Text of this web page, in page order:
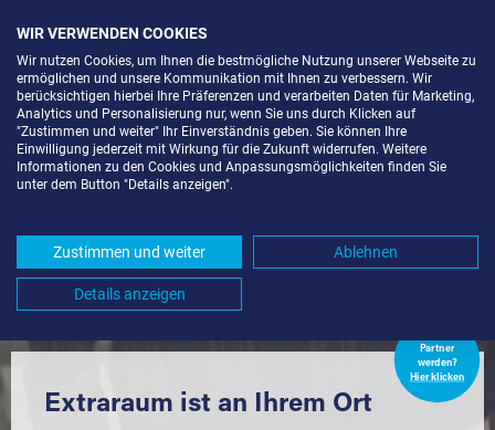
LAGERRAUM MIETEN IN DESSAU-
MGEBUNG *
Komfortabel einlagern mit Extraraum
Partner
werden?
Hier klicken
Extraraum ist an Ihrem Ort
WIR VERWENDEN COOKIES
Wir nutzen Cookies, um Ihnen die bestmögliche Nutzung unserer Webseite zu
ermöglichen und unsere Kommunikation mit Ihnen zu verbessern. Wir
berücksichtigen hierbei Ihre Präferenzen und verarbeiten Daten für Marketing,
Analytics und Personalisierung nur, wenn Sie uns durch Klicken auf
"Zustimmen und weiter" Ihr Einverständnis geben. Sie können Ihre
Einwilligung jederzeit mit Wirkung für die Zukunft widerrufen. Weitere
Informationen zu den Cookies und Anpassungsmöglichkeiten finden Sie
unter dem Button "Details anzeigen".
Zustimmen und weiter Ablehnen
Details anzeigen